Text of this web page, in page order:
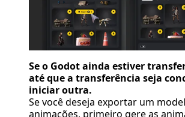
Se o Godot ainda estiver
até que a transferência seja
iniciar outra.
Se você deseja exportar um
animações, primeiro gere as